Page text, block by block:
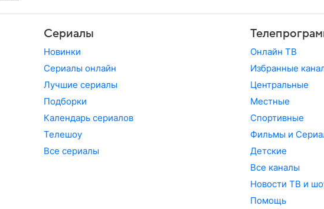
Сериалы
Новинки
Сериалы онлайн
Лучшие сериалы
Подборки
Календарь сериалов
Телешоу
Все сериалы
Онлайн ТВ
Избранные
Центральные
Местные
Спортивные
Фильмы и
Детские
Все каналы
Новости ТВ и
Помощь